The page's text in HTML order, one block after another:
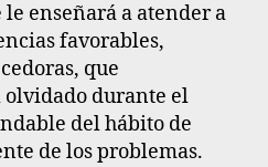
enseñará a atender a
favorables,
que
durante el
del hábito de
de los problemas.